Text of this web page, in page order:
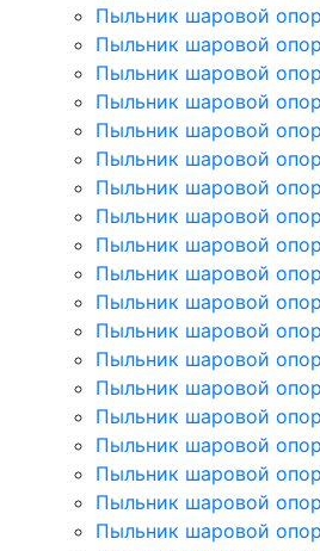
Пыльник шаровой
Пыльник шаровой
Пыльник шаровой
Пыльник шаровой
Пыльник шаровой
Пыльник шаровой
Пыльник шаровой
Пыльник шаровой
Пыльник шаровой
Пыльник шаровой
Пыльник шаровой
Пыльник шаровой
Пыльник шаровой
Пыльник шаровой
Пыльник шаровой
Пыльник шаровой
Пыльник шаровой
Пыльник шаровой
Пыльник шаровой